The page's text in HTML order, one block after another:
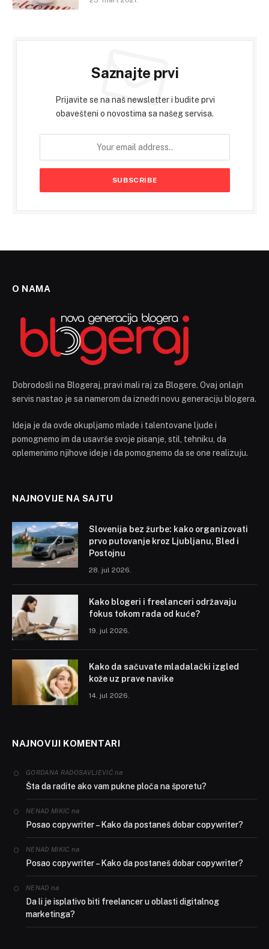
Saznajte prvi
Prijavite se na naš newsletter i budite prvi
obavešteni o novostima sa našeg servisa.
O NAMA
Dobrodošli na Blogeraj, pravi mali raj za Blogere. Ovaj onlajn
servis nastao je sa namerom da iznedri novu generaciju blogera.
Ideja je da ovde okupljamo mlade i talentovane ljude i
pomognemo im da usavrše svoje pisanje, stil, tehniku, da
oplemenimo njihove ideje i da pomognemo da se one realizuju.
NAJNOVIJE NA SAJTU
Slovenija bez žurbe: kako organizovati
prvo putovanje kroz Ljubljanu, Bled i
Postojnu
28. jul 2026.
Kako blogeri i freelanceri održavaju
fokus tokom rada od kuće?
19. jul 2026.
Kako da sačuvate mladalački izgled
kože uz prave navike
14. jul 2026.
NAJNOVIJI KOMENTARI
GORDANA RADOSAVLJEVIĆna
Šta da radite ako vam pukne ploča na šporetu?
NENAD MIKIC na
Posao copywriter – Kako da postaneš dobar copywriter?
NENAD MIKIC na
Posao copywriter – Kako da postaneš dobar copywriter?
NENAD na
Da li je isplativo biti freelancer u oblasti digitalnog
marketinga?